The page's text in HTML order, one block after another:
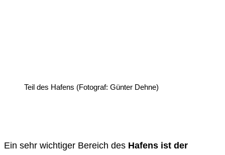
Teil des Hafens (Fotograf: Günter Dehne)
Ein sehr wichtiger Bereich des Hafens ist der